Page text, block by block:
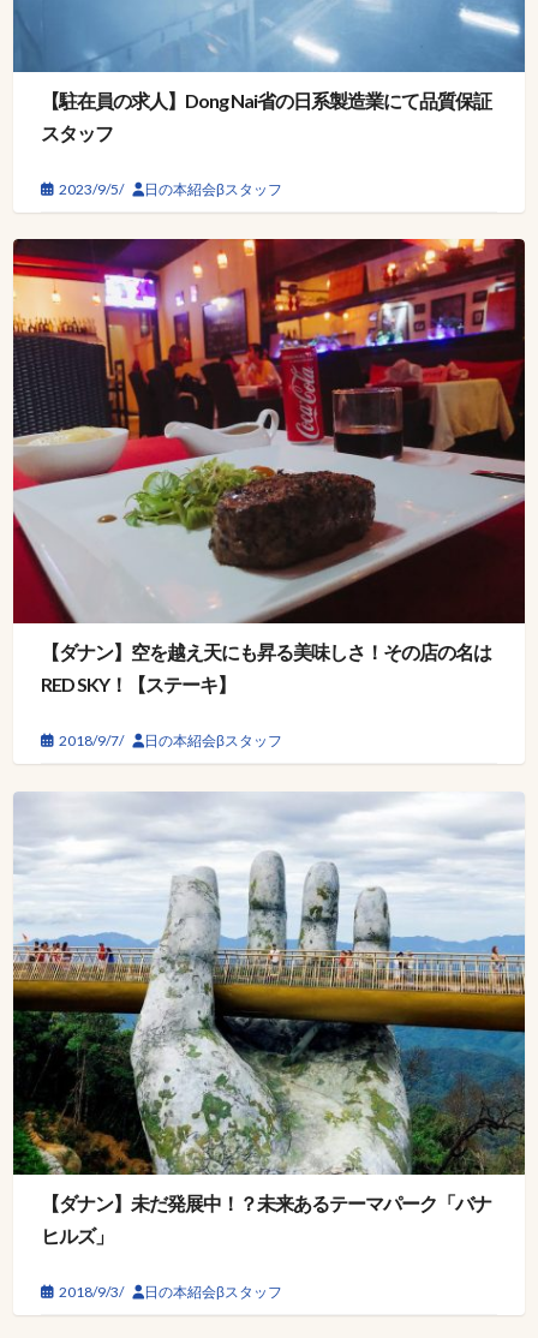
【駐在員の求人】Dong Nai省の日系製造業にて品質保証
スタッフ
2023/9/5/ 日の本紹会βスタッフ
【ダナン】空を越え天にも昇る美味しさ！その店の名は
RED SKY！【ステーキ】
2018/9/7/ 日の本紹会βスタッフ
【ダナン】未だ発展中！？未来あるテーマパーク「バナ
ヒルズ」
2018/9/3/ 日の本紹会βスタッフ